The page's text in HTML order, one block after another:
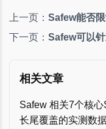
上一页： Safew能否
下一页： Safew可以
相关文章
Safew 相关7个核心
长尾覆盖的实测数